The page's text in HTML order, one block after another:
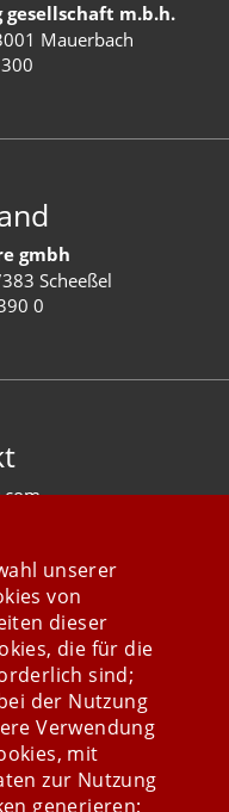
m.b.h.
Mauerbach
gmbh
Scheeßel
0
unserer
von
dieser
die für die
sind;
der Nutzung
Verwendung
mit
zur Nutzung
generieren;